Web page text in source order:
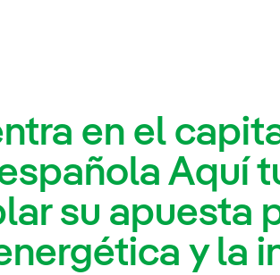
en el
Aquí
su apuesta
y la